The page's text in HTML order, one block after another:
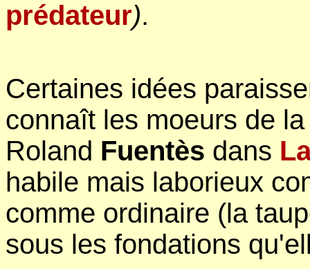
prédateur).
Certaines idées
connaît les moeurs de
Roland Fuentès dans
habile mais laborieux
comme ordinaire (la
sous les fondations